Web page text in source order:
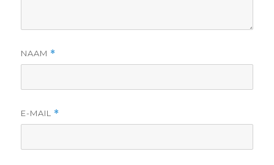
NAAM *
E-MAIL *